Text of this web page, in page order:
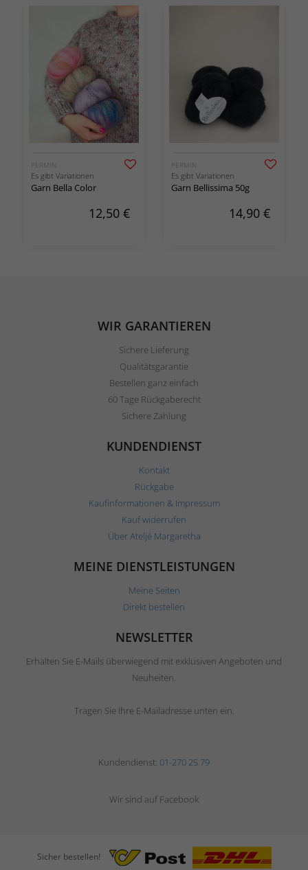
PERMIN
Es gibt Variationen
Garn Bella Color
12,50 €
PERMIN
Es gibt Variationen
Garn Bellissima 50g
14,90 €
WIR GARANTIEREN
Sichere Lieferung
Qualitätsgarantie
Bestellen ganz einfach
60 Tage Rückgaberecht
Sichere Zahlung
KUNDENDIENST
Kontakt
Rückgabe
Kaufinformationen & Impressum
Kauf widerrufen
Über Ateljé Margaretha
MEINE DIENSTLEISTUNGEN
Meine Seiten
Direkt bestellen
NEWSLETTER
Erhalten Sie E-Mails überwiegend mit exklusiven Angeboten und
Neuheiten.
Tragen Sie Ihre E-Mailadresse unten ein.
Kundendienst: 01-270 25 79
Wir sind auf Facebook
Sicher bestellen!